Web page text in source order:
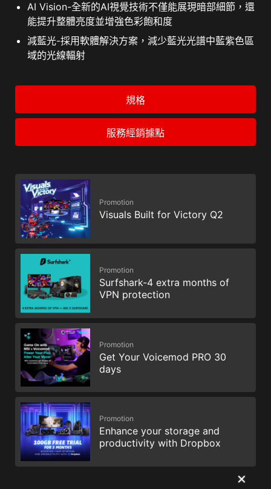
✕
AI Vision-全新的AI視覺技術不僅能展現暗部細節，還
能提升整體亮度並增強色彩飽和度
減藍光-採用軟體解決方案，減少藍光光譜中藍紫色區
域的光線輻射
規格
服務經銷據點
Promotion
Visuals Built for Victory Q2
Promotion
Surfshark-4 extra months of
VPN protection
Promotion
Get Your Voicemod PRO 30
days
Promotion
Enhance your storage and
productivity with Dropbox